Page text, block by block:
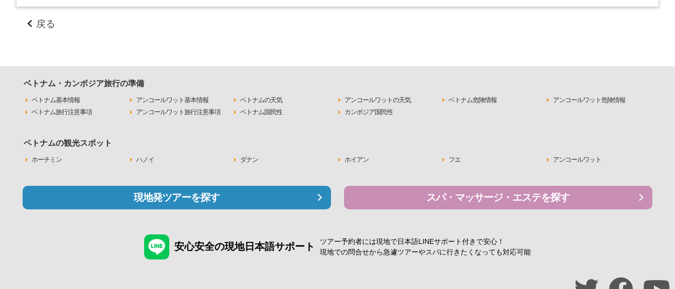
戻る
ベトナム・カンボジア旅行の準備
ベトナム基本情報 アンコールワット基本情報 ベトナムの天気 アンコールワットの天気 ベトナム危険情報
アンコールワット危険情報
ベトナム旅行注意事項
アンコールワット旅行注意事項 ベトナム国民性 カンボジア国民性
ベトナムの観光スポット
ホーチミン ハノイ ダナン ホイアン フエ アンコールワット
現地発ツアーを探す スパ・マッサージ・エステを探す
安心安全の現地日本語サポート ツアー予約者には現地で日本語LINEサポート付きで安心！
現地での問合せから急遽ツアーやスパに行きたくなっても対応可能